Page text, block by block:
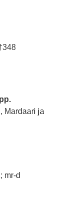
Mardaari ja
mr-d